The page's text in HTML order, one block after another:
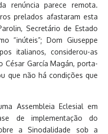
renúncia parece remota.
prelados afastaram esta
Secretário de Estado
“inúteis”; Dom Giuseppe
italianos, considerou-as
César García Magán, porta-
que não há condições que
Assembleia Eclesial em
de implementação do
a Sinodalidade sob a